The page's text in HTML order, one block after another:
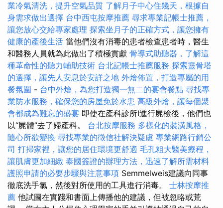
業冷氣清洗，提升空氣品質 了解月子中心住幾天，根據自
身需求做出選擇 台中西屯按摩推薦 尋求專業記帳士推薦，
讓您放心交給專家處理 探索坐月子的正確方式，讓您擁有
健康的產後生活 當他們沒有消毒的患者檢查患者時，醫生
和醫務人員就為此做出了積極貢獻 骨導式助聽器，了解這
種革命性的聽力輔助技術 台北記帳士推薦服務 探索靈骨塔
的選擇，讓先人安息於安詳之地 外燴佈置，打造專屬的用
餐氛圍 - 台中外燴，為您打造獨一無二的宴會餐點 尋找專
業防水服務，確保您的房屋免於水患 高級外燴，讓每個聚
會都成為難忘的盛宴 即使在產科診所I進行屍檢後，他們也
以“屍體”去了婦產科。 台北按摩服務 多樣化的裝潢風格，
隨心所欲變換 尋找專業的徵信社解決疑慮 專業網路行銷公
司 打掃家裡，讓您的居住環境更舒適 毛孔粗大醫美療程，
讓肌膚更加細緻 泰國簽證的辦理方法，迅速了解所需材料
護照申請的必要步驟與注意事項 Semmelweis建議向同事
徹底洗手氯，然後對所使用的工具進行消毒。 士林按摩推
薦 他試圖在實踐和書面上傳播他的建議，但被忽略或荒